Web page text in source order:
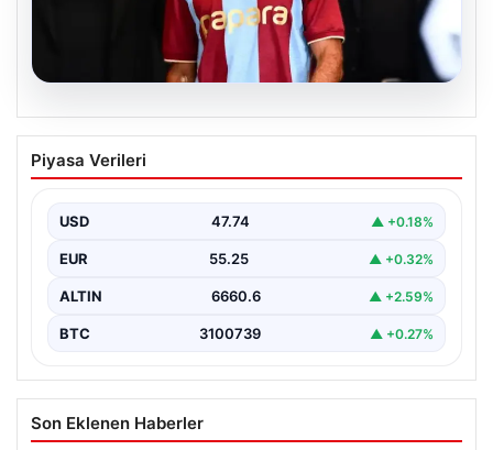
07.08.2026
Trabzonspor’un Göztepe Maçı Kadrosu
Netleşti: Salah Sürprizi
veda edeceği jübile maçında yarın akşam kozlarını
paylaşacak.…
Piyasa Verileri
USD 47.74 ▲ +0.18%
EUR 55.25 ▲ +0.32%
ALTIN 6660.6 ▲ +2.59%
BTC 3100739 ▲ +0.27%
Son Eklenen Haberler